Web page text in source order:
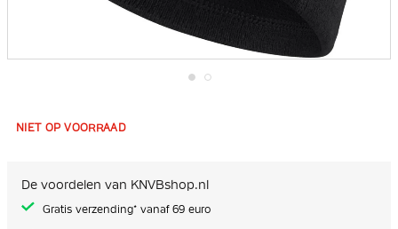
het
afbeeldingen-
gallerij
NIET OP VOORRAAD
De voordelen van KNVBshop.nl
Gratis verzending* vanaf 69 euro